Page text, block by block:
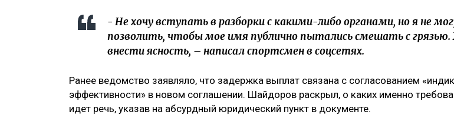
- Не хочу вступать в разборки с какими-либо органами, но я не
позволить, чтобы мое имя публично пытались смешать с грязью.
внести ясность, – написал спортсмен в соцсетях.
Ранее ведомство заявляло, что задержка выплат связана с согласованием
эффективности» в новом соглашении. Шайдоров раскрыл, о каких именно
идет речь, указав на абсурдный юридический пункт в документе.